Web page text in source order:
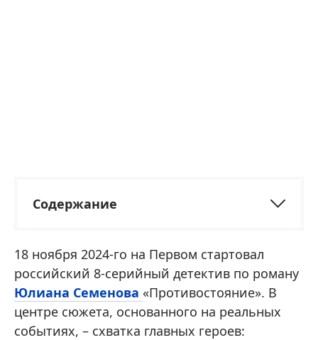
Содержание
18 ноября 2024-го на Первом стартовал
российский 8-серийный детектив по роману
Юлиана Семенова «Противостояние». В
центре сюжета, основанного на реальных
событиях, – схватка главных героев: